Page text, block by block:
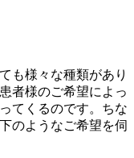
も様々な種類があり
者様のご希望によっ
てくるのです。ちな
のようなご希望を伺